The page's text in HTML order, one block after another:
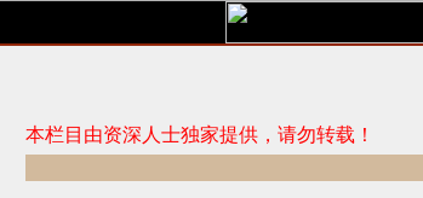
本栏目由资深人士独家提供，请勿转载！